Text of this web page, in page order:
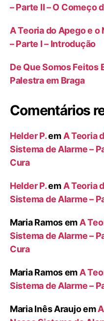
– Parte II – O Começo
A Teoria do Apego e o
– Parte I – Introdução
De Que Somos Feitos
Palestra em Braga
Comentários
Helder P.emA Teoria
Sistema de Alarme –
Cura
Helder P.emA Teoria
Sistema de Alarme –
Maria RamosemA
Sistema de Alarme –
Cura
Maria RamosemA
Sistema de Alarme –
Maria Inês Araujoem